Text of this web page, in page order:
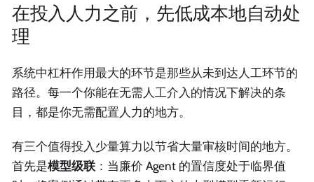
在投入人力之前，先低成本地自动处
理
系统中杠杆作用最大的环节是那些从未到达人工环节的
路径。每一个你能在无需人工介入的情况下解决的条
目，都是你无需配置人力的地方。
有三个值得投入少量算力以节省大量审核时间的地方。
首先是模型级联 ：当廉价 Agent 的置信度处于临界值